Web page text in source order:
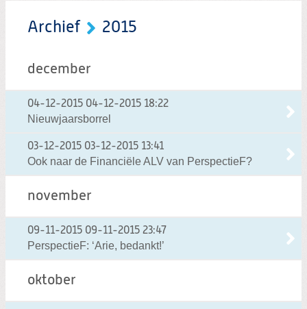
Archief 2015
december
04-12-2015 04-12-2015 18:22
Nieuwjaarsborrel
03-12-2015 03-12-2015 13:41
Ook naar de Financiële ALV van PerspectieF?
november
09-11-2015 09-11-2015 23:47
PerspectieF: ‘Arie, bedankt!’
oktober